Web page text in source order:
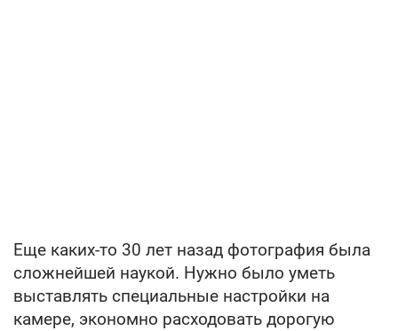
Еще каких-то 30 лет назад фотография была
сложнейшей наукой. Нужно было уметь
выставлять специальные настройки на
камере, экономно расходовать дорогую